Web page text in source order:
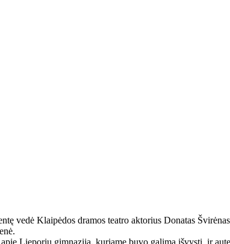
vedė Klaipėdos dramos teatro aktorius Donatas
Lieporių gimnaziją, kuriame buvo galima išvysti ir